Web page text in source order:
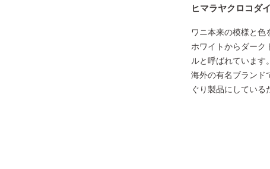
ヒマラヤクロコダ
ワニ本来の模様と色
ホワイトからダーク
ルと呼ばれています。
海外の有名ブランド
ぐり製品にしている